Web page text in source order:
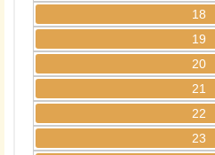
18
19
20
21
22
23